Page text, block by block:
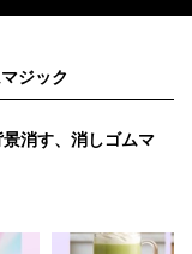
ジック
消す、消しゴムマ